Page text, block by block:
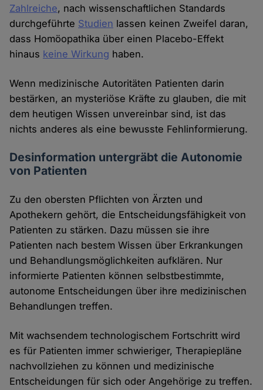
Zahlreiche, nach wissenschaftlichen Standards
durchgeführte Studien lassen keinen Zweifel daran,
dass Homöopathika über einen Placebo-Effekt
hinaus keine Wirkung haben.
Wenn medizinische Autoritäten Patienten darin
bestärken, an mysteriöse Kräfte zu glauben, die mit
dem heutigen Wissen unvereinbar sind, ist das
nichts anderes als eine bewusste Fehlinformierung.
Desinformation untergräbt die Autonomie
von Patienten
Zu den obersten Pflichten von Ärzten und
Apothekern gehört, die Entscheidungsfähigkeit von
Patienten zu stärken. Dazu müssen sie ihre
Patienten nach bestem Wissen über Erkrankungen
und Behandlungsmöglichkeiten aufklären. Nur
informierte Patienten können selbstbestimmte,
autonome Entscheidungen über ihre medizinischen
Behandlungen treffen.
Mit wachsendem technologischem Fortschritt wird
es für Patienten immer schwieriger, Therapiepläne
nachvollziehen zu können und medizinische
Entscheidungen für sich oder Angehörige zu treffen.